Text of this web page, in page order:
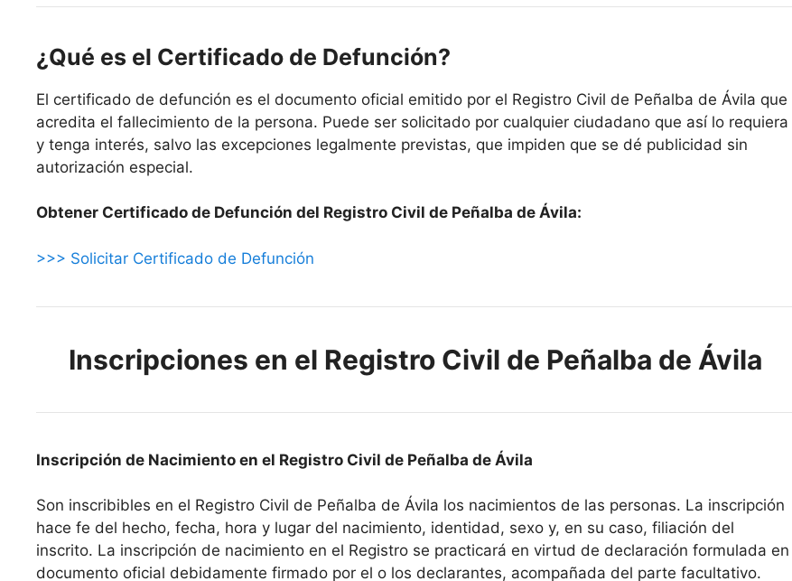
¿Qué es el Certificado de Defunción?
El certificado de defunción es el documento oficial emitido por el Registro Civil de Peñalba de Ávila que
acredita el fallecimiento de la persona. Puede ser solicitado por cualquier ciudadano que así lo requiera
y tenga interés, salvo las excepciones legalmente previstas, que impiden que se dé publicidad sin
autorización especial.
Obtener Certificado de Defunción del Registro Civil de Peñalba de Ávila:
>>> Solicitar Certificado de Defunción
Inscripciones en el Registro Civil de Peñalba de Ávila
Inscripción de Nacimiento en el Registro Civil de Peñalba de Ávila
Son inscribibles en el Registro Civil de Peñalba de Ávila los nacimientos de las personas. La inscripción
hace fe del hecho, fecha, hora y lugar del nacimiento, identidad, sexo y, en su caso, filiación del
inscrito. La inscripción de nacimiento en el Registro se practicará en virtud de declaración formulada en
documento oficial debidamente firmado por el o los declarantes, acompañada del parte facultativo.